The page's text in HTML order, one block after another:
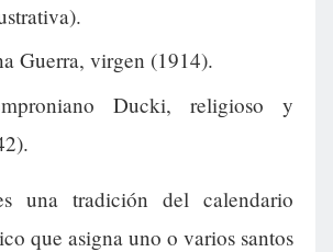
Guerra, virgen (1914).
Ducki, religioso y
una tradición del calendario
que asigna uno o varios santos